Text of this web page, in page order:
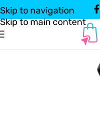
Skip to navigation
Skip to main content
Domov
Vadbena